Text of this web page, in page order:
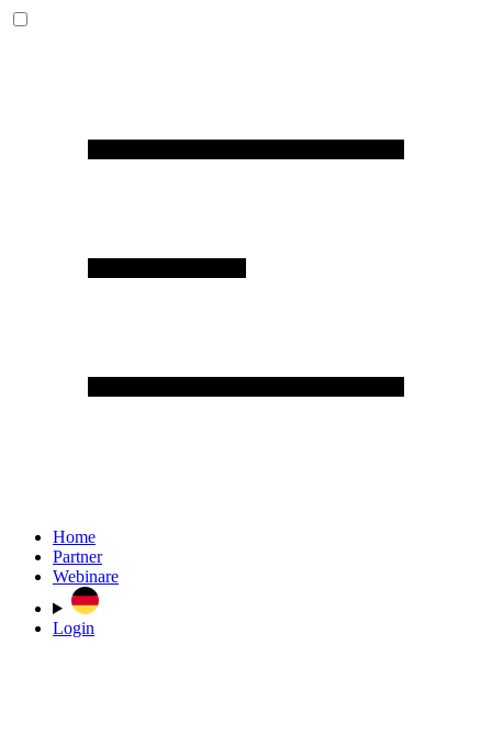
Home
Partner
Webinare
Login